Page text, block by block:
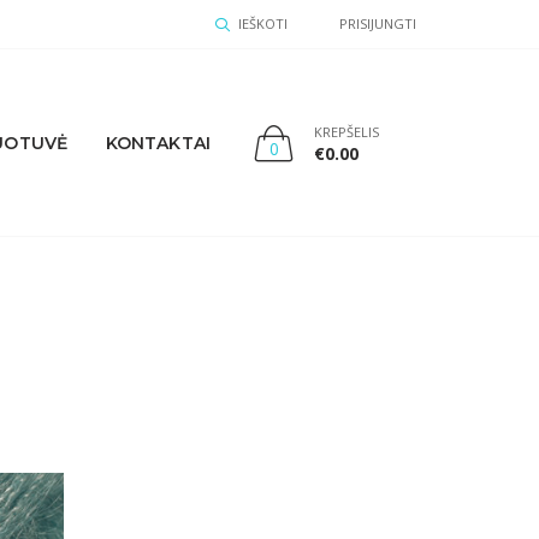
IEŠKOTI PRISIJUNGTI
KONTAKTAI 0
KREPŠELIS
€0.00